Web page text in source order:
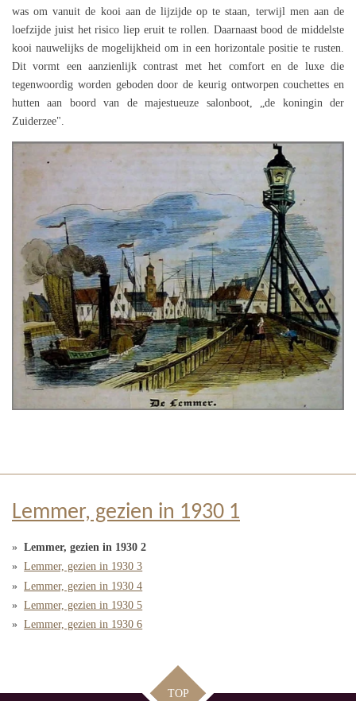
was om vanuit de kooi aan de lijzijde op te staan, terwijl men aan de
loefzijde juist het risico liep eruit te rollen. Daarnaast bood de middelste
kooi nauwelijks de mogelijkheid om in een horizontale positie te rusten.
Dit vormt een aanzienlijk contrast met het comfort en de luxe die
tegenwoordig worden geboden door de keurig ontworpen couchettes en
hutten aan boord van de majestueuze salonboot, „de koningin der
Zuiderzee".
Lemmer, gezien in 1930 1
Lemmer, gezien in 1930 2
Lemmer, gezien in 1930 3
Lemmer, gezien in 1930 4
Lemmer, gezien in 1930 5
Lemmer, gezien in 1930 6
TOP